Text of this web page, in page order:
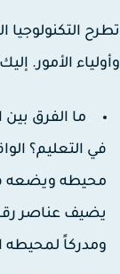
التكنولوجيا
الأمور. إليك
التعليم؟
عناصر
لمحيطه